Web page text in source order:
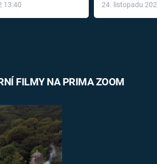
13:40
léky
24. listopadu
FILMY NA PRIMA ZOOM